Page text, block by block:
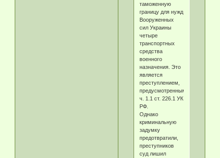
таможенную
границу для нужд
Вооруженных
сил Украины
четыре
транспортных
средства
военного
назначения. Это
является
преступлением,
предусмотренным
ч. 1.1 ст. 226.1 УК
РФ.
​Однако
криминальную
задумку
предотвратили,
преступников
cyд лишил